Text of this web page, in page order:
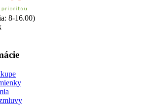
8-16.00)